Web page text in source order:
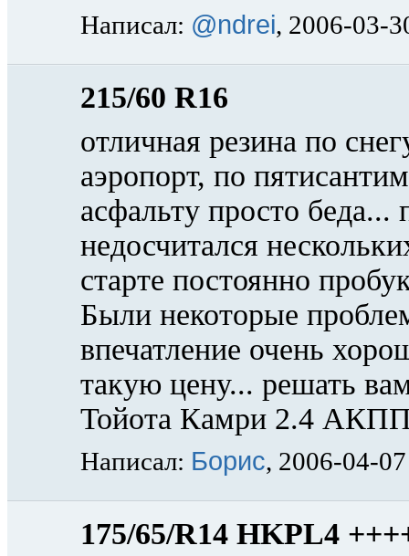
Написал: @ndrei, 2006-03-
215/60 R16
отличная резина по
аэропорт, по
асфальту просто
недосчитался
старте постоянно
Были некоторые
впечатление очень
такую цену... решать
Тойота Камри 2.4 АКПП
Написал: Борис, 2006-04-07
175/65/R14 HKPL4